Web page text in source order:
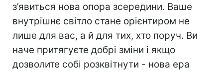
з’явиться нова опора зсередини. Ваше
внутрішнє світло стане орієнтиром не
лише для вас, а й для тих, хто поруч. Ви
наче притягуєте добрі зміни і якщо
дозволите собі розквітнути - нова ера